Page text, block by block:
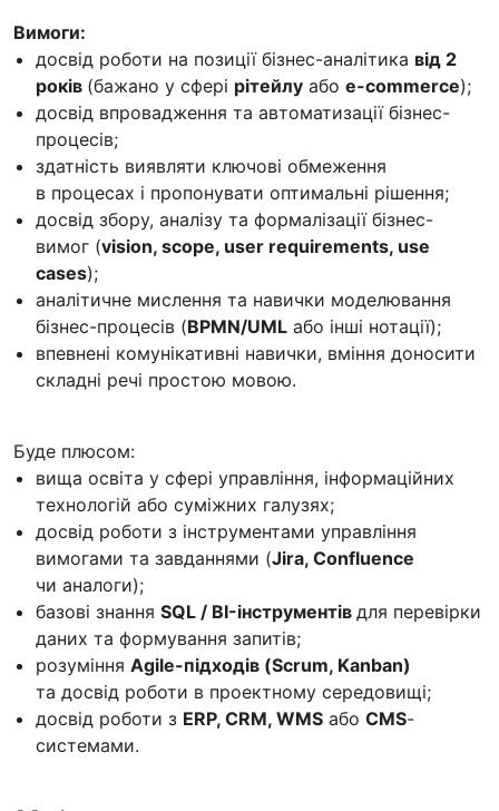
Вимоги:
досвід роботи на позиції бізнес-аналітика від 2
років (бажано у сфері рітейлу або e-commerce);
досвід впровадження та автоматизації бізнес-
процесів;
здатність виявляти ключові обмеження
в процесах і пропонувати оптимальні рішення;
досвід збору, аналізу та формалізації бізнес-
вимог (vision, scope, user requirements, use
cases);
аналітичне мислення та навички моделювання
бізнес-процесів (BPMN/UML або інші нотації);
впевнені комунікативні навички, вміння доносити
складні речі простою мовою.
Буде плюсом:
вища освіта у сфері управління, інформаційних
технологій або суміжних галузях;
досвід роботи з інструментами управління
вимогами та завданнями (Jira, Confluence
чи аналоги);
базові знання SQL / BI-інструментів для перевірки
даних та формування запитів;
розуміння Agile-підходів (Scrum, Kanban)
та досвід роботи в проектному середовищі;
досвід роботи з ERP, CRM, WMS або CMS-
системами.